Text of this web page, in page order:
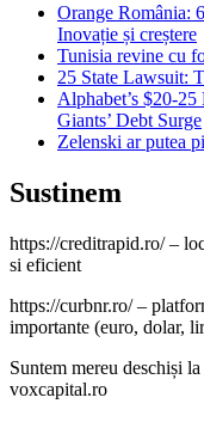
Orange România:
Inovație și creștere
Tunisia revine cu
25 State Lawsuit:
Alphabet’s $20-
Giants’ Debt Surge
Zelenski ar putea
Sustinem
https://creditrapid.ro/ –
si eficient
https://curbnr.ro/ –
importante (euro, dolar,
Suntem mereu deschiși
voxcapital.ro